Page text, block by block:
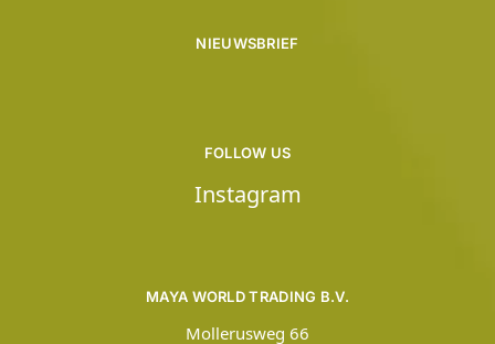
MAYA WORLD TRADING B.V.
Mollerusweg 66
NIEUWSBRIEF
FOLLOW US
Instagram